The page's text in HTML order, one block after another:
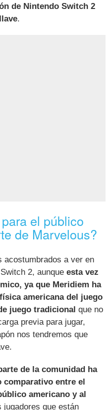
de Nintendo Switch 2
.
el público
de Marvelous?
acostumbrados a ver en
2, aunqueesta vez
ya que Meridiem ha
americana del juego
juego tradicional que no
previa para jugar,
nos tendremos que
de la comunidad ha
entre el
americano y al
que están